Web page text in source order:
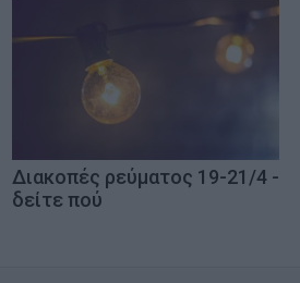
Διακοπές ρεύματος 19-21/4 -
δείτε πού